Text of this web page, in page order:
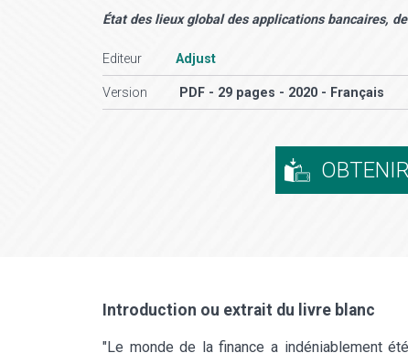
État des lieux global des applications bancaires,
Editeur Adjust
Version PDF - 29 pages - 2020 - Français
OBTENIR
Introduction ou extrait du livre blanc
"Le monde de la finance a indéniablement